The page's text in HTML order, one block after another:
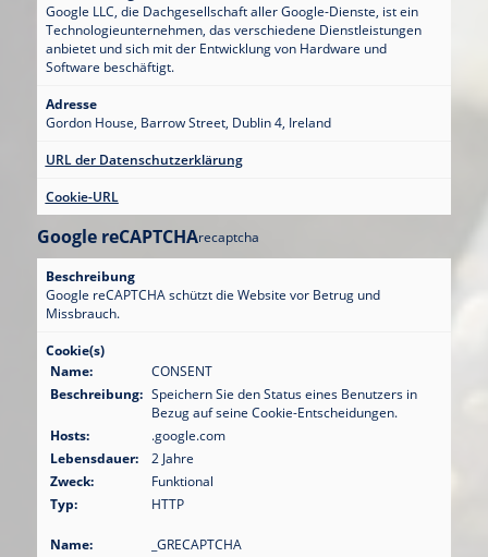
Google LLC, die Dachgesellschaft aller Google-Dienste, ist ein
Technologieunternehmen, das verschiedene Dienstleistungen
anbietet und sich mit der Entwicklung von Hardware und
Software beschäftigt.
Adresse
Gordon House, Barrow Street, Dublin 4, Ireland
URL der Datenschutzerklärung
Cookie-URL
Google reCAPTCHArecaptcha
Beschreibung
Google reCAPTCHA schützt die Website vor Betrug und
Missbrauch.
Cookie(s)
Name:
CONSENT
Beschreibung: Speichern Sie den Status eines Benutzers in
Bezug auf seine Cookie-Entscheidungen.
Hosts:
.google.com
Lebensdauer:
2 Jahre
Zweck:
Funktional
Typ:
HTTP
Name:
_GRECAPTCHA